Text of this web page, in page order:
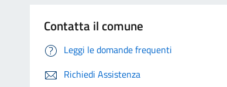
Contatta il comune
Leggi le domande frequenti
Richiedi Assistenza